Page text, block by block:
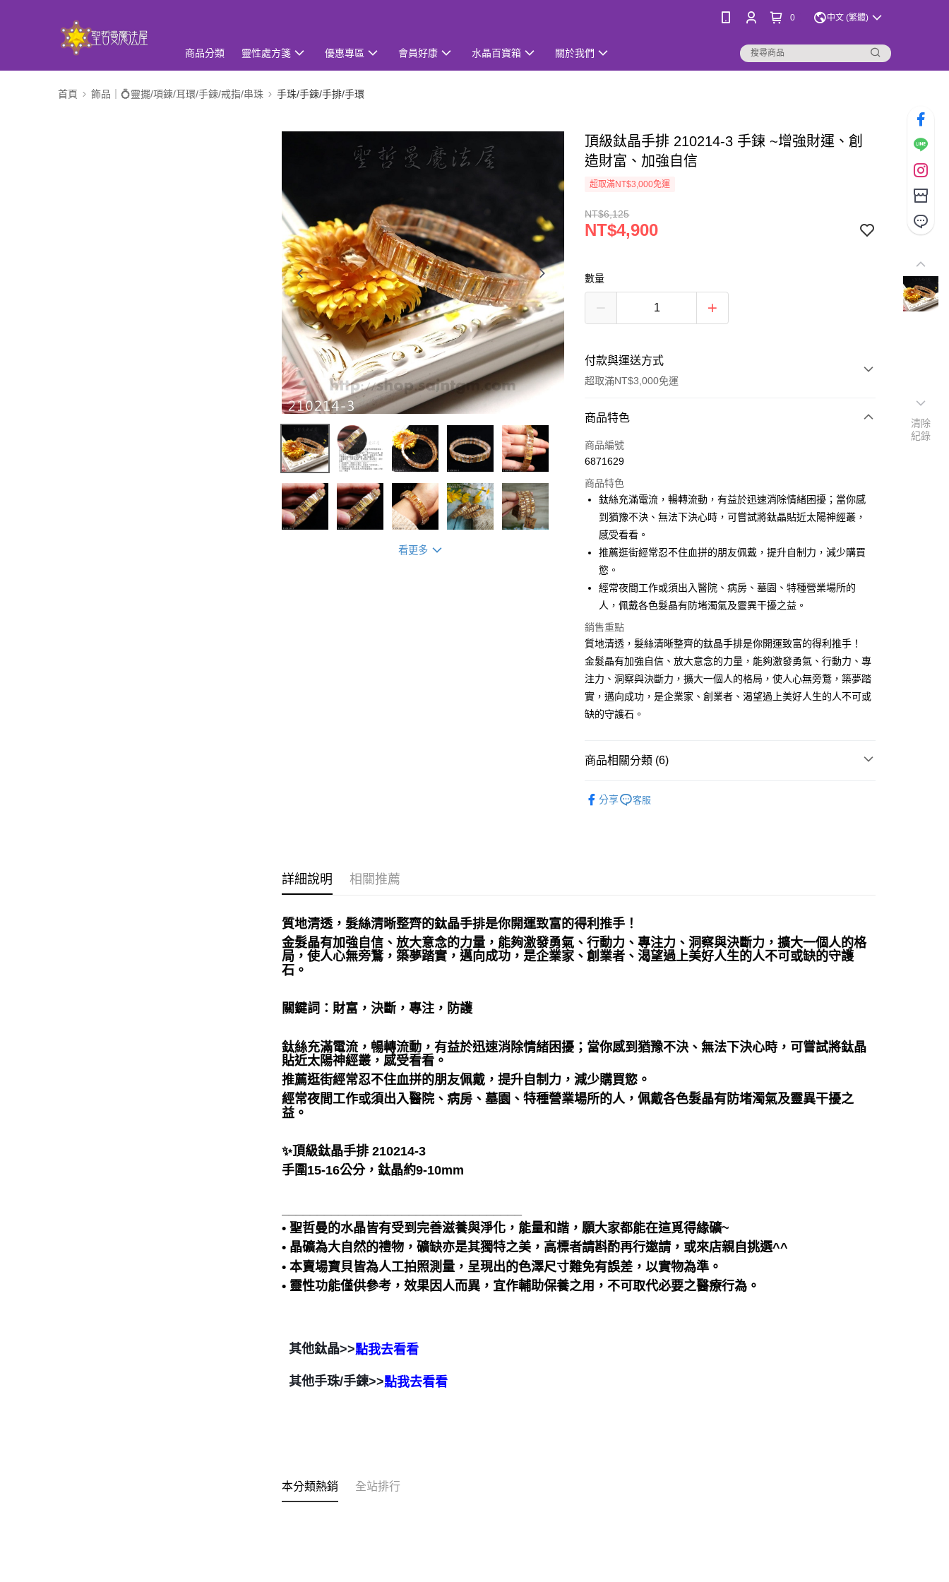
0 中文 (繁體)
商品分類 靈性處方箋 優惠專區 會員好康 水晶百寶箱 關於我們
首頁 飾品｜💍靈擺/項鍊/耳環/手鍊/戒指/串珠 手珠/手鍊/手排/手環
看更多
頂級鈦晶手排 210214-3 手鍊 ~增強財運、創
造財富、加強自信
超取滿NT$3,000免運
NT$6,125
NT$4,900
數量
付款與運送方式
超取滿NT$3,000免運
付款方式
信用卡一次付款
LINE Pay
Apple Pay
街口支付
悠遊付
ATM付款
運送方式
全家取貨付款
每筆NT$80，滿NT$3,000(含以上)免運費
7-11取貨付款
賣家宅配幫您送（台灣）
郵局幫你送（離島）
商品特色
商品編號
6871629
商品特色
鈦絲充滿電流，暢轉流動，有益於迅速消除情緒困擾；當你感
到猶豫不決、無法下決心時，可嘗試將鈦晶貼近太陽神經叢，
感受看看。
推薦逛街經常忍不住血拼的朋友佩戴，提升自制力，減少購買
慾。
經常夜間工作或須出入醫院、病房、墓園、特種營業場所的
人，佩戴各色髮晶有防堵濁氣及靈異干擾之益。
銷售重點
質地清透，髮絲清晰整齊的鈦晶手排是你開運致富的得利推手！
金髮晶有加強自信、放大意念的力量，能夠激發勇氣、行動力、專
注力、洞察與決斷力，擴大一個人的格局，使人心無旁鶩，築夢踏
實，邁向成功，是企業家、創業者、渴望過上美好人生的人不可或
缺的守護石。
商品相關分類 (6)
❄晶系❄
分享 客服
詳細說明 相關推薦
質地清透，髮絲清晰整齊的鈦晶手排是你開運致富的得利推手！
金髮晶有加強自信、放大意念的力量，能夠激發勇氣、行動力、專注力、洞察與決斷力，擴大一個人的格
局，使人心無旁鶩，築夢踏實，邁向成功，是企業家、創業者、渴望過上美好人生的人不可或缺的守護
石。
關鍵詞：財富，決斷，專注，防護
鈦絲充滿電流，暢轉流動，有益於迅速消除情緒困擾；當你感到猶豫不決、無法下決心時，可嘗試將鈦晶
貼近太陽神經叢，感受看看。
推薦逛街經常忍不住血拼的朋友佩戴，提升自制力，減少購買慾。
經常夜間工作或須出入醫院、病房、墓園、特種營業場所的人，佩戴各色髮晶有防堵濁氣及靈異干擾之
益。
✨頂級鈦晶手排 210214-3
手圍15-16公分，鈦晶約9-10mm
• 聖哲曼的水晶皆有受到完善滋養與淨化，能量和諧，願大家都能在這覓得緣礦~
• 晶礦為大自然的禮物，礦缺亦是其獨特之美，高標者請斟酌再行邀請，或來店親自挑選^^
• 本賣場寶貝皆為人工拍照測量，呈現出的色澤尺寸難免有誤差，以實物為準。
• 靈性功能僅供參考，效果因人而異，宜作輔助保養之用，不可取代必要之醫療行為。
其他鈦晶>>點我去看看
其他手珠/手鍊>>點我去看看
本分類熱銷 全站排行
清除
紀錄